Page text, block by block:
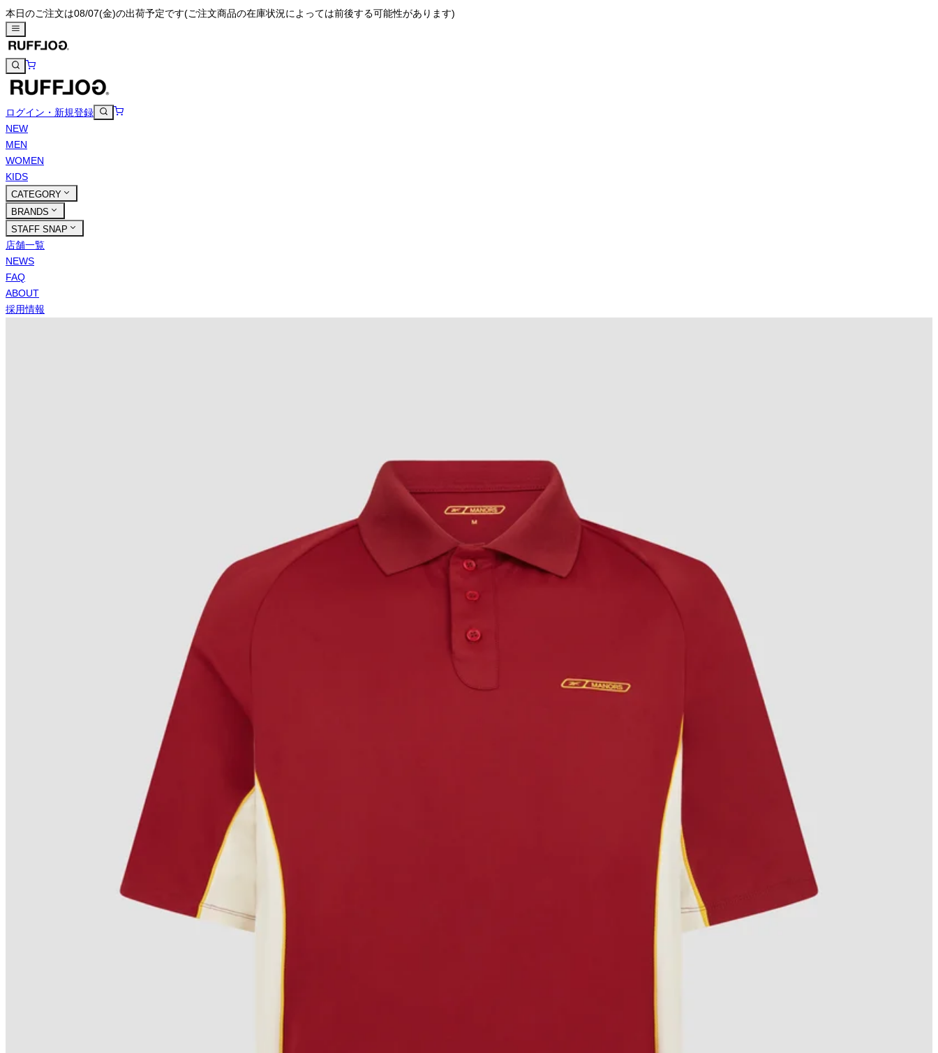
本日のご注文は08/07(金)の出荷予定です(ご注文商品の在庫状況によっては前後する可能性があります)
ログイン・新規登録
NEW
MEN
WOMEN
KIDS
CATEGORY
BRANDS
STAFF SNAP
店舗一覧
NEWS
FAQ
ABOUT
採用情報